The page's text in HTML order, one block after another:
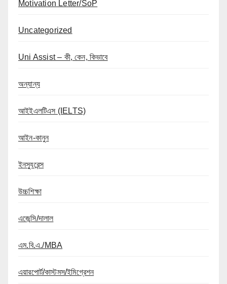
Motivation Letter/SoP
Uncategorized
Uni Assist – কী, কেন, কিভাবে
অন্যান্য
আইইএলটিএস (IELTS)
আইন-কানুন
ইনস্যুরেন্স
উচ্চশিক্ষা
এজেন্সি/দালাল
এম.বি.এ./MBA
এয়ারপোর্ট/কাস্টমস/ইমিগ্রেশন